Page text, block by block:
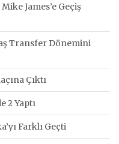
James’e Geçiş
Transfer Dönemini
Çıktı
2 Yaptı
Farklı Geçti